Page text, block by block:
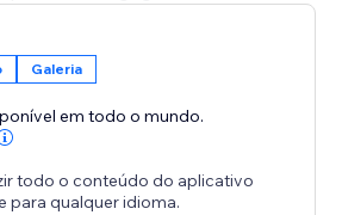
Galeria
em todo o mundo.
todo o conteúdo do aplicativo
para qualquer idioma.